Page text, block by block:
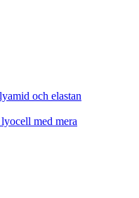
och elastan
med mera